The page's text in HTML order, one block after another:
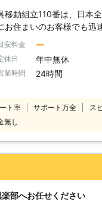
移動組立110番は、日本
住まいのお客様でも迅速に対応いた
365日年中無休でお電話
都合の良い時間帯にいつでもお電話く
お客様のお悩みをお聞きします。 「お部屋の模
家具が重くて大変なので
お悩みのお客様はぜひ家具
が大変だった家具も、組
テランが迅速に解決します。 家具移動組立110番で
や移動作業にお困りのお
安料金 ー
休日 年中無休
業時間 24時間
ト率 サポート万全 ス
無し
部へお任せください